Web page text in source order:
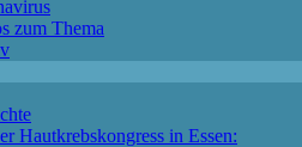
zum Thema
Hautkrebskongress in Essen: